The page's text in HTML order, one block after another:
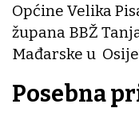
Općine Velika
župana BBŽ
Mađarske u
Posebna